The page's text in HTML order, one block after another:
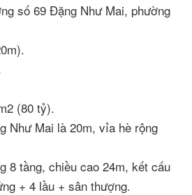
số 69 Đặng Như Mai, phường
(80 tỷ).
Như Mai là 20m, vỉa hè rộng
8 tầng, chiều cao 24m, kết cấu
+ 4 lầu + sân thượng.